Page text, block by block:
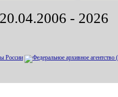
- 2026